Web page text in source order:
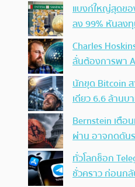
แบงก์ใหญ่สุดขอ
ลง 99% หันลง
Charles
ลั่นต้องการพา
นักขุด Bitcoin
เดียว 6.6 ล้าน
Bernstein เตือ
ผ่าน อาจกดดัน
ทั่วโลกช็อก
ชั่วคราว ก่อนก